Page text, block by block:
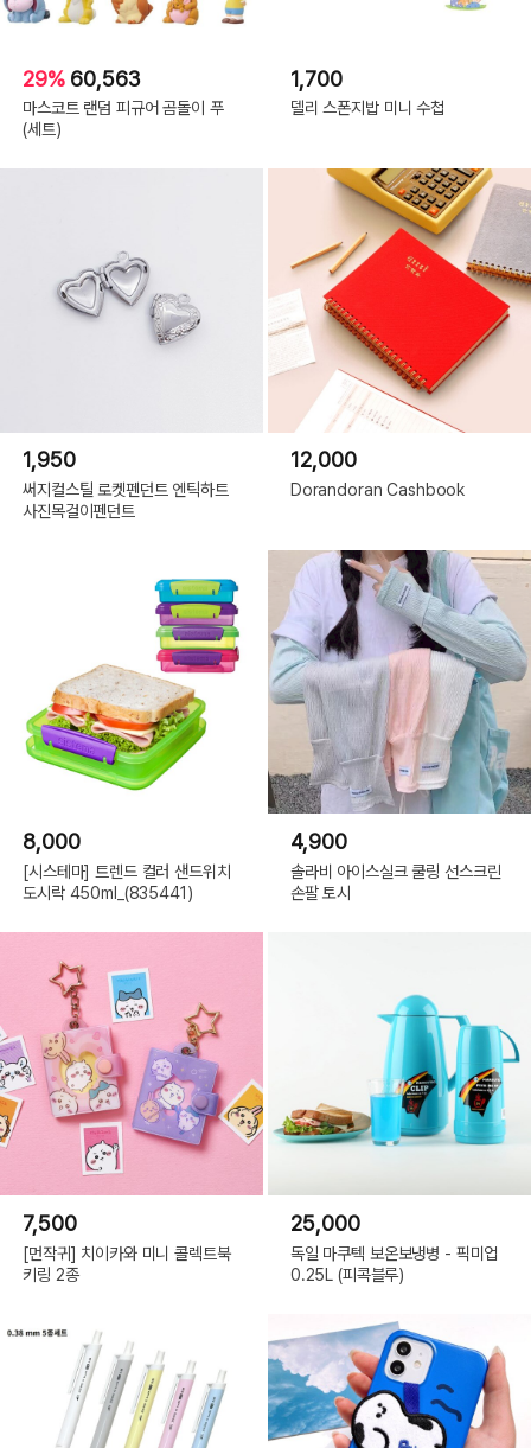
29% 60,563
마스코트 랜덤 피규어 곰돌이 푸
(세트)
1,700
델리 스폰지밥 미니 수첩
1,950
써지컬스틸 로켓펜던트 엔틱하트
사진목걸이펜던트
12,000
Dorandoran Cashbook
8,000
[시스테마] 트렌드 컬러 샌드위치
도시락 450ml_(835441)
4,900
솔라비 아이스실크 쿨링 선스크린
손팔 토시
7,500
[먼작귀] 치이카와 미니 콜렉트북
키링 2종
25,000
독일 마쿠텍 보온보냉병 - 픽미업
0.25L (피콕블루)